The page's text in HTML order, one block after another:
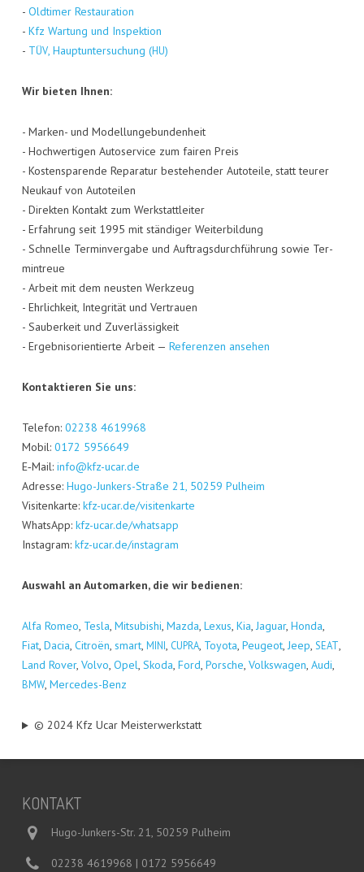
- Old­ti­mer Restau­ra­ti­on
- Kfz War­tung und Inspek­ti­on
- TÜV, Haupt­un­ter­su­chung (HU)
Wir bie­ten Ihnen:
- Mar­ken- und Model­lun­ge­bun­den­heit
- Hoch­wer­ti­gen Auto­ser­vice zum fai­ren Preis
- Kos­ten­spa­ren­de Repa­ra­tur bestehen­der Auto­tei­le, statt teu­rer
Neu­kauf von Auto­tei­len
- Direk­ten Kon­takt zum Werk­statt­lei­ter
- Erfah­rung seit 1995 mit stän­di­ger Wei­ter­bil­dung
- Schnel­le Ter­min­ver­ga­be und Auf­trags­durch­füh­rung sowie Ter­
min­treue
- Arbeit mit dem neus­ten Werk­zeug
- Ehr­lich­keit, Inte­gri­tät und Ver­trau­en
- Sau­ber­keit und Zuver­läs­sig­keit
- Ergeb­nis­ori­en­tier­te Arbeit — Refe­ren­zen ansehen
Kon­tak­tie­ren Sie uns:
Tele­fon: 02238 4619968
Mobil: 0172 5956649
E‑Mail: info@kfz-ucar.de
Adres­se: Hugo-Jun­kers-Stra­ße 21, 50259 Pul­heim
Visi­ten­kar­te: kfz-ucar.de/visitenkarte
Whats­App: kfz-ucar.de/whatsapp
Insta­gram: kfz-ucar.de/instagram
Aus­wahl an Auto­mar­ken, die wir bedienen:
Alfa Romeo, Tes­la, Mitsu­bi­shi, Maz­da, Lexus, Kia, Jagu­ar, Hon­da,
Fiat, Dacia, Citro­ën, smart, MINI, CUPRA, Toyo­ta, Peu­geot, Jeep, SEAT,
Land Rover, Vol­vo, Opel, Sko­da, Ford, Por­sche, Volks­wa­gen, Audi,
BMW, Mer­ce­des-Benz
© 2024 Kfz Ucar Meisterwerkstatt
KON­TAKT
Hugo-Junkers-Str. 21, 50259 Pulheim
02238 4619968 | 0172 5956649